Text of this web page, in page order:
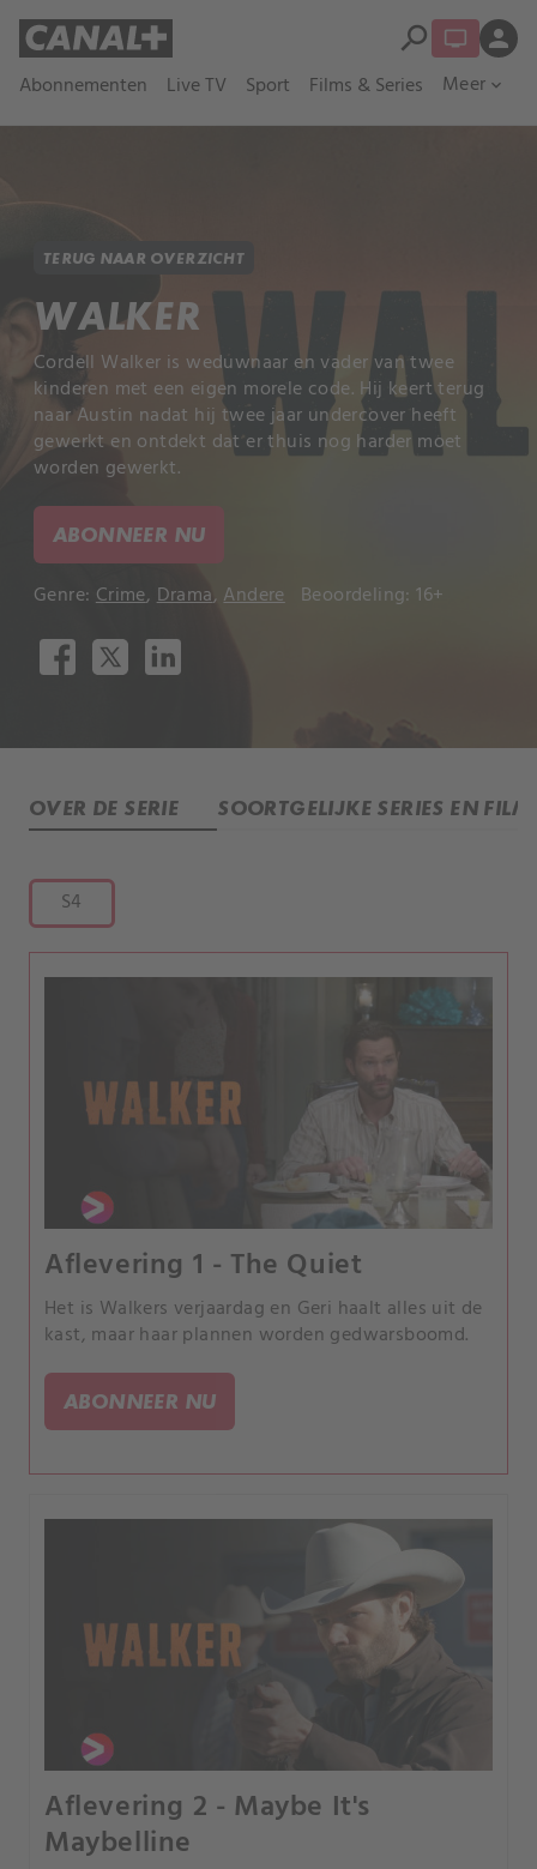
Abonnementen Live TV Sport Films & Series Meer expand_more
search person
TERUG NAAR OVERZICHT
WALKER
Cordell Walker is weduwnaar en vader van twee
kinderen met een eigen morele code. Hij keert terug
naar Austin nadat hij twee jaar undercover heeft
gewerkt en ontdekt dat er thuis nog harder moet
worden gewerkt.
ABONNEER NU
Genre: Crime, Drama, Andere Beoordeling: 16+
OVER DE SERIE SOORTGELIJKE SERIES EN
S4
Aflevering 1 - The Quiet
Het is Walkers verjaardag en Geri haalt alles uit de
kast, maar haar plannen worden gedwarsboomd.
ABONNEER NU
Aflevering 2 - Maybe It's
Maybelline